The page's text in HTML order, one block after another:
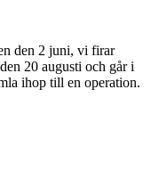
den 2 juni, vi firar
20 augusti och går i
ihop till en operation.